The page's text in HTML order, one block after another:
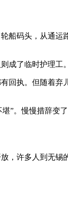
码头，从通运
了临时护理工
执。但随着弃
。慢慢措辞变
许多人到无锡